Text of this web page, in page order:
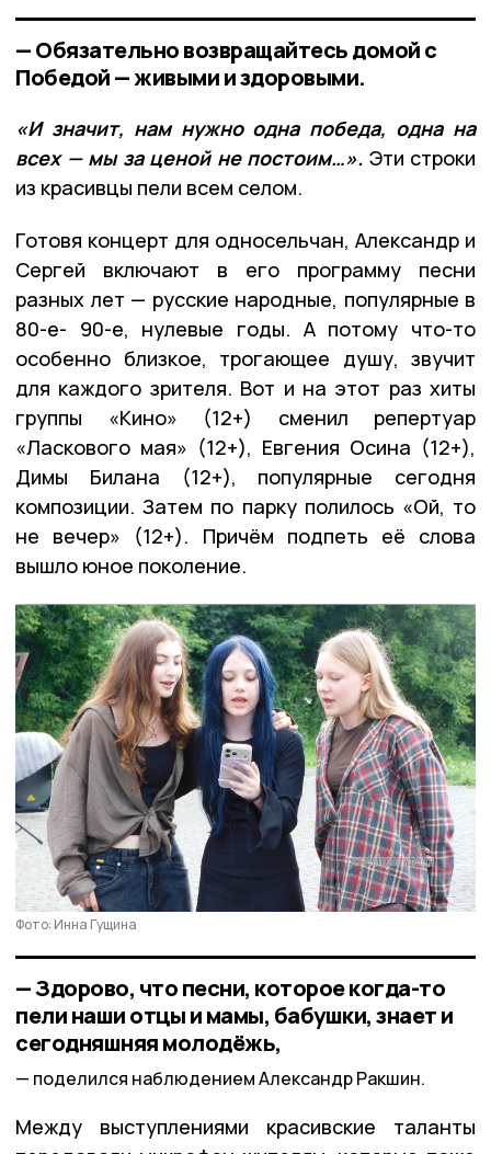
— Обязательно возвращайтесь домой с
Победой — живыми и здоровыми.
«И значит, нам нужно одна победа, одна на
всех — мы за ценой не постоим…». Эти строки
из красивцы пели всем селом.
Готовя концерт для односельчан, Александр и
Сергей включают в его программу песни
разных лет — русские народные, популярные в
80-е- 90-е, нулевые годы. А потому что-то
особенно близкое, трогающее душу, звучит
для каждого зрителя. Вот и на этот раз хиты
группы «Кино» (12+) сменил репертуар
«Ласкового мая» (12+), Евгения Осина (12+),
Димы Билана (12+), популярные сегодня
композиции. Затем по парку полилось «Ой, то
не вечер» (12+). Причём подпеть её слова
вышло юное поколение.
Фото: Инна Гущина
— Здорово, что песни, которое когда-то
пели наши отцы и мамы, бабушки, знает и
сегодняшняя молодёжь,
поделился наблюдением Александр Ракшин.
Между выступлениями красивские таланты